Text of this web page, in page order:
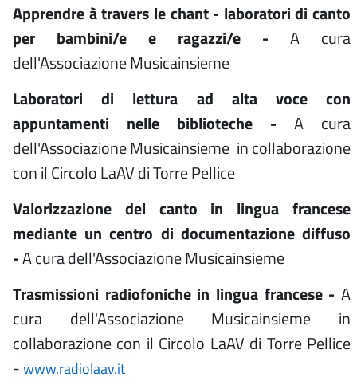
Apprendre à travers le chant - laboratori di canto
per bambini/e e ragazzi/e - A cura
dell'Associazione Musicainsieme
Laboratori di lettura ad alta voce con
appuntamenti nelle biblioteche - A cura
dell'Associazione Musicainsieme in collaborazione
con il Circolo LaAV di Torre Pellice
Valorizzazione del canto in lingua francese
mediante un centro di documentazione diffuso
-A cura dell'Associazione Musicainsieme
Trasmissioni radiofoniche in lingua francese - A
cura dell'Associazione Musicainsieme in
collaborazione con il Circolo LaAV di Torre Pellice
-www.radiolaav.it